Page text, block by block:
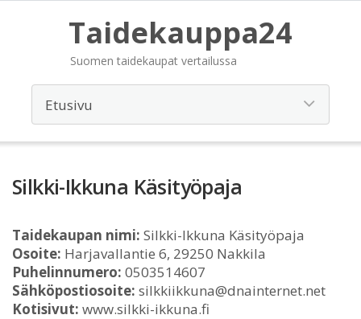
Taidekauppa24
Suomen taidekaupat vertailussa
Silkki-Ikkuna Käsityöpaja
Taidekaupan nimi: Silkki-Ikkuna Käsityöpaja
Osoite: Harjavallantie 6, 29250 Nakkila
Puhelinnumero: 0503514607
Sähköpostiosoite: silkkiikkuna@dnainternet.net
Kotisivut: www.silkki-ikkuna.fi